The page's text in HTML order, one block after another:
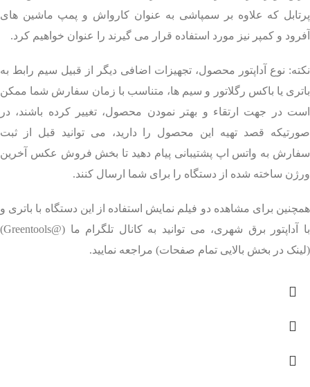
پرتابل که علاوه بر سمپاشی به عنوان کارواش و پمپ ماشین های
آفرود و کمپر نیز مورد استفاده قرار می گیرند را عنوان خواهیم کرد.
نکته: نوع آداپتور محصول، تجهیزات اضافی دیگر از قبیل سیم رابط به
باتری یا باکس رگلاتور و سیم ها، متناسب با زمان سفارش شما ممکن
است در جهت ارتقاء و بهتر نمودن محصول، تغییر کرده باشند، در
صورتیکه قصد تهیه این محصول را دارید، می توانید قبل از ثبت
سفارش به واتس اپ پشتیبانی پیام دهید تا بخش فروش عکس آخرین
ورژن ساخته شده از دستگاه را برای شما ارسال کنند.
همچنین برای مشاهده دو فیلم نمایش استفاده از این دستگاه با باتری و
با آداپتور برق شهری، می توانید به کانال تلگرام ما (@Greentools)
(لینک در بخش بالایی تمام صفحات) مراجعه نمایید.